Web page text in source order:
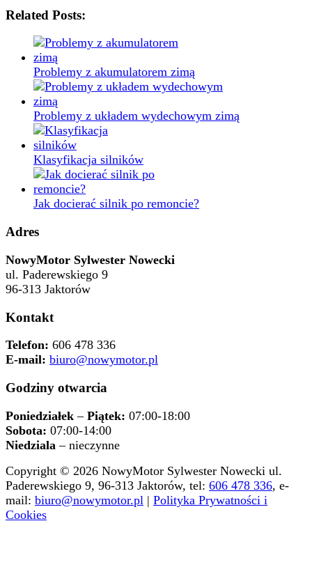
Related Posts:
Problemy z akumulatorem zimą
Problemy z układem wydechowym zimą
Klasyfikacja silników
Jak docierać silnik po remoncie?
Adres
NowyMotor Sylwester Nowecki
ul. Paderewskiego 9
96-313 Jaktorów
Kontakt
Telefon: 606 478 336
E-mail: biuro@nowymotor.pl
Godziny otwarcia
Poniedziałek – Piątek: 07:00-18:00
Sobota: 07:00-14:00
Niedziala – nieczynne
Copyright © 2026 NowyMotor Sylwester Nowecki ul.
Paderewskiego 9, 96-313 Jaktorów, tel: 606 478 336, e-
mail: biuro@nowymotor.pl | Polityka Prywatności i
Cookies